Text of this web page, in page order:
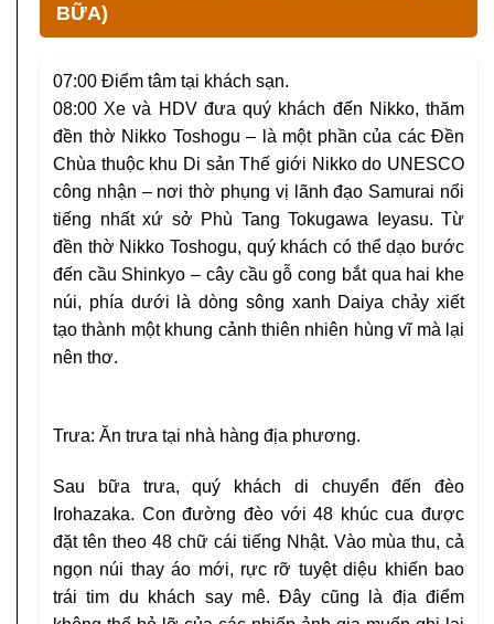
BỮA)
07:00 Điểm tâm tại khách sạn.
08:00 Xe và HDV đưa quý khách đến Nikko, thăm
đền thờ Nikko Toshogu – là một phần của các Đền
Chùa thuộc khu Di sản Thế giới Nikko do UNESCO
công nhận – nơi thờ phụng vị lãnh đạo Samurai nổi
tiếng nhất xứ sở Phù Tang Tokugawa Ieyasu. Từ
đền thờ Nikko Toshogu, quý khách có thể dạo bước
đến cầu Shinkyo– cây cầu gỗ cong bắt qua hai khe
núi, phía dưới là dòng sông xanh Daiya chảy xiết
tạo thành một khung cảnh thiên nhiên hùng vĩ mà lại
nên thơ.
Trưa: Ăn trưa tại nhà hàng địa phương.
Sau bữa trưa, quý khách di chuyển đến đèo
Irohazaka. Con đường đèo với 48 khúc cua được
đặt tên theo 48 chữ cái tiếng Nhật. Vào mùa thu, cả
ngọn núi thay áo mới, rực rỡ tuyệt diệu khiến bao
trái tim du khách say mê. Đây cũng là địa điểm